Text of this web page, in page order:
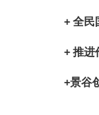
+ 全民
+ 推进
+景谷